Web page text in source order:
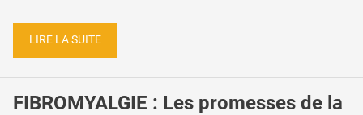
LIRE LA SUITE
FIBROMYALGIE : Les promesses de la